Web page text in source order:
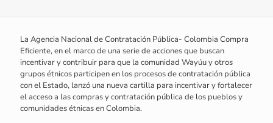
La Agencia Nacional de Contratación Pública- Colombia Compra
Eficiente, en el marco de una serie de acciones que buscan
incentivar y contribuir para que la comunidad Wayúu y otros
grupos étnicos participen en los procesos de contratación pública
con el Estado, lanzó una nueva cartilla para incentivar y fortalecer
el acceso a las compras y contratación pública de los pueblos y
comunidades étnicas en Colombia.